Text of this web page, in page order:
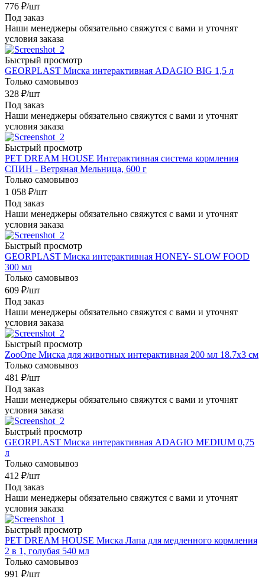
776 ₽/шт
Под заказ
Наши менеджеры обязательно свяжутся с вами и уточнят
условия заказа
Быстрый просмотр
GEORPLAST Миска интерактивная ADAGIO BIG 1,5 л
Только самовывоз
328 ₽/шт
Под заказ
Наши менеджеры обязательно свяжутся с вами и уточнят
условия заказа
Быстрый просмотр
PET DREAM HOUSE Интерактивная система кормления
СПИН - Ветряная Мельница, 600 г
Только самовывоз
1 058 ₽/шт
Под заказ
Наши менеджеры обязательно свяжутся с вами и уточнят
условия заказа
Быстрый просмотр
GEORPLAST Миска интерактивная HONEY- SLOW FOOD
300 мл
Только самовывоз
609 ₽/шт
Под заказ
Наши менеджеры обязательно свяжутся с вами и уточнят
условия заказа
Быстрый просмотр
ZooOne Миска для животных интерактивная 200 мл 18.7х3 см
Только самовывоз
481 ₽/шт
Под заказ
Наши менеджеры обязательно свяжутся с вами и уточнят
условия заказа
Быстрый просмотр
GEORPLAST Миска интерактивная ADAGIO MEDIUM 0,75
л
Только самовывоз
412 ₽/шт
Под заказ
Наши менеджеры обязательно свяжутся с вами и уточнят
условия заказа
Быстрый просмотр
PET DREAM HOUSE Миска Лапа для медленного кормления
2 в 1, голубая 540 мл
Только самовывоз
991 ₽/шт